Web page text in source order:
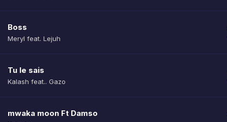
Boss
Meryl feat. Lejuh
Tu le sais
Kalash feat.. Gazo
mwaka moon Ft Damso